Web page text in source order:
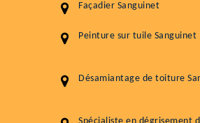
Façadier Sanguinet
Peinture sur tuile Sanguinet
Désamiantage de toiture